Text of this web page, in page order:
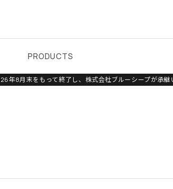
PRODUCTS
年8月末をもって終了し、株式会社ブルーシープが承継